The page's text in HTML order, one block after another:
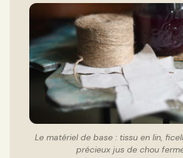
Le matériel de base : tissu en lin,
précieux jus de chou